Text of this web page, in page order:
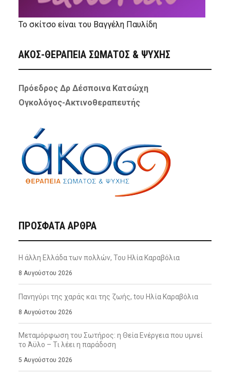
Το σκίτσο είναι του Βαγγέλη Παυλίδη
ΑΚΟΣ-ΘΕΡΑΠΕΙΑ ΣΩΜΑΤΟΣ & ΨΥΧΗΣ
Πρόεδρος Δρ Δέσποινα Κατσώχη
Ογκολόγος-Ακτινοθεραπευτής
ΠΡΌΣΦΑΤΑ ΆΡΘΡΑ
Η άλλη Ελλάδα των πολλών, Του Ηλία Καραβόλια
8 Αυγούστου 2026
Πανηγύρι της χαράς και της ζωής, tου Ηλία Καραβόλια
8 Αυγούστου 2026
Μεταμόρφωση του Σωτήρος: η Θεία Ενέργεια που υμνεί
το Άϋλο – Τι λέει η παράδοση
5 Αυγούστου 2026